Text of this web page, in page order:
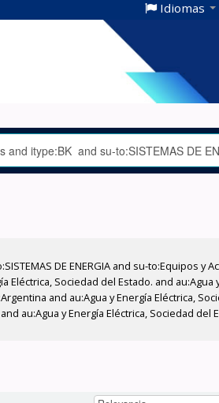
Idiomas
DE ENERGIA and su-to:Equipos y
Sociedad del Estado. and au:Agua
and au:Agua y Energía Eléctrica,
au:Agua y Energía Eléctrica, Sociedad del